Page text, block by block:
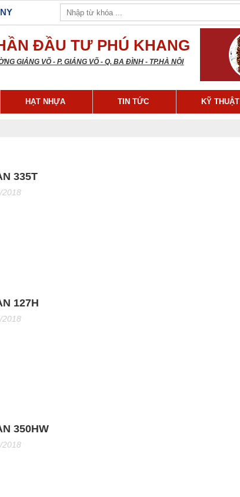
ĐẦU TƯ PHÚ KHANG
GIẢNG VÕ - P. GIẢNG VÕ - Q.BA ĐÌNH - TP.HÀ NỘI
HẠT NHỰA TIN TỨC KỸ THUẬT
335T
2018
127H
2018
350HW
2018